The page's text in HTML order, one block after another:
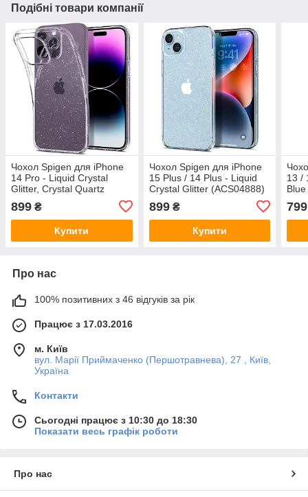
Подібні товари компанії
Чохол Spigen для iPhone
14 Pro - Liquid Crystal
Glitter, Crystal Quartz
899 ₴
Купити
Чохол Spigen для iPhone
15 Plus / 14 Plus - Liquid
Crystal Glitter (ACS04888)
899₴
Купити
13 /
799
Про нас
100% позитивних з 46 відгуків за рік
Працює з 17.03.2016
м. Київ
вул. Марії Приймаченко (Першотравнева), 27 , Київ,
Україна
Контакти
Сьогодні працює з 10:30 до 18:30
Показати весь графік роботи
Про нас